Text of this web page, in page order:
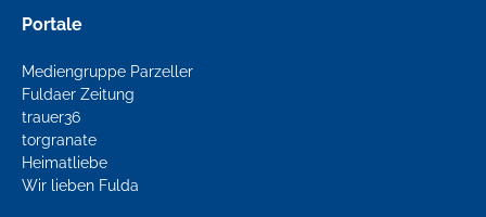
Portale
Mediengruppe Parzeller
Fuldaer Zeitung
trauer36
torgranate
Heimatliebe
Wir lieben Fulda